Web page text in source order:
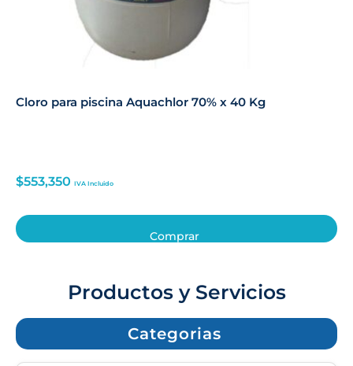
Cloro para piscina Aquachlor 70% x 40 Kg
$553,350 IVA Incluido
Comprar
Productos y Servicios
Categorias